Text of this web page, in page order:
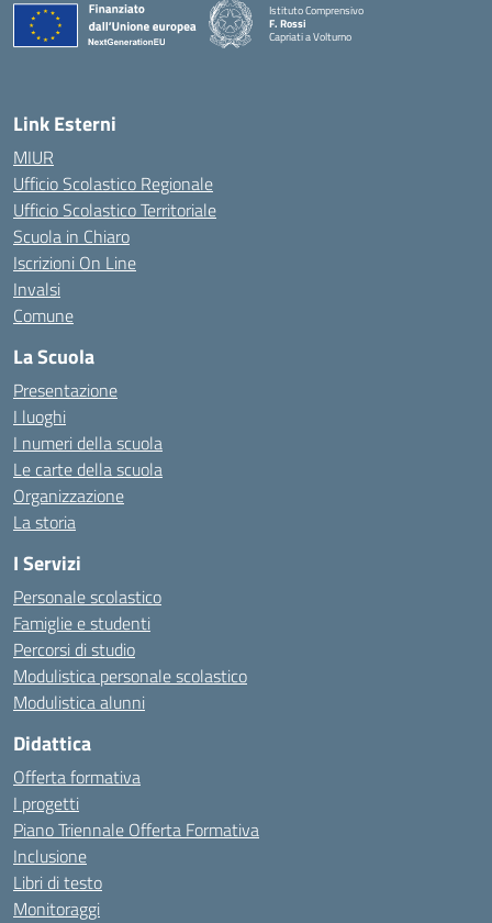
Istituto Comprensivo
F. Rossi
Capriati a Volturno
— Visita la pagina iniziale della scuola
Link Esterni
MIUR
Ufficio Scolastico Regionale
Ufficio Scolastico Territoriale
Scuola in Chiaro
Iscrizioni On Line
Invalsi
Comune
La Scuola
Presentazione
I luoghi
I numeri della scuola
Le carte della scuola
Organizzazione
La storia
I Servizi
Personale scolastico
Famiglie e studenti
Percorsi di studio
Modulistica personale scolastico
Modulistica alunni
Didattica
Offerta formativa
I progetti
Piano Triennale Offerta Formativa
Inclusione
Libri di testo
Monitoraggi